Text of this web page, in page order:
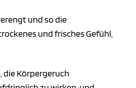
und so die
und frisches Gefühl,
Körpergeruch